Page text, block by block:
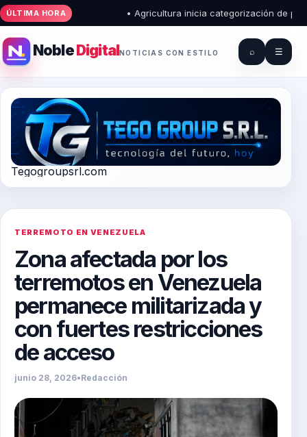
ÚLTIMA HORA • Agricultura inicia categorización de
NobleDigitalNOTICIAS CON ESTILO ⌕ ☰
Tegogroupsrl.com
TERREMOTO EN VENEZUELA
Zona afectada por los
terremotos en Venezuela
permanece militarizada y
con fuertes restricciones
de acceso
junio 28, 2026•Redacción